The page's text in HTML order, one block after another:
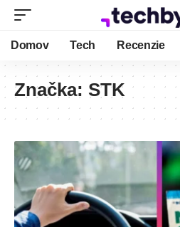
Domov Tech Recenzie
Značka: STK